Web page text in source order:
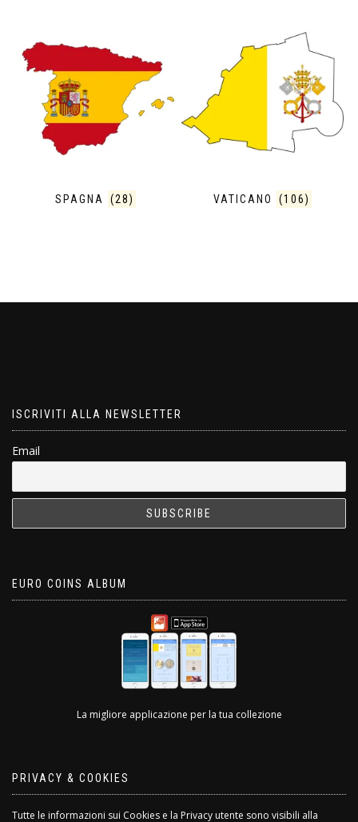
SPAGNA (28) VATICANO (106)
ISCRIVITI ALLA NEWSLETTER
Email
EURO COINS ALBUM
La migliore applicazione per la tua collezione
PRIVACY & COOKIES
Tutte le informazioni sui Cookies e la Privacy utente sono visibili alla